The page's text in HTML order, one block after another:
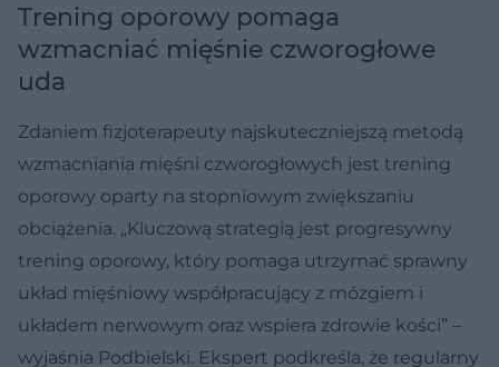
Trening oporowy pomaga
wzmacniać mięśnie czworogłowe
uda
Zdaniem fizjoterapeuty najskuteczniejszą metodą
wzmacniania mięśni czworogłowych jest trening
oporowy oparty na stopniowym zwiększaniu
obciążenia. „Kluczową strategią jest progresywny
trening oporowy, który pomaga utrzymać sprawny
układ mięśniowy współpracujący z mózgiem i
układem nerwowym oraz wspiera zdrowie kości” –
wyjaśnia Podbielski. Ekspert podkreśla, że regularny